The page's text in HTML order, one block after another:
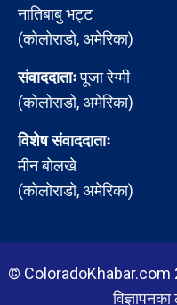
नातिबाबु भट्ट
(कोलोराडो, अमेरिका)
संवाददाताःपूजा रेग्मी
(कोलोराडो, अमेरिका)
विशेष संवाददाताः
मीन बोलखे
(कोलोराडो, अमेरिका)
© ColoradoKhabar.com
विज्ञापनका